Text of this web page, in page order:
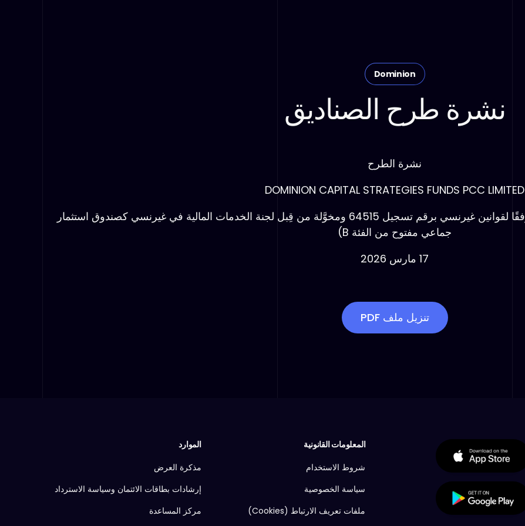
Dominion
نشرة طرح الصناديق
نشرة الطرح
DOMINION CAPITAL STRATEGIES FUNDS PCC LIMITED
(مؤسَّسة كشركة خلية محمية محدودة بالأسهم وفقًا لقوانين غيرنسي برقم تسجيل 64515 ومخوَّلة من قِبل لجنة الخدمات المالية في غيرنسي كصندوق استثمار
جماعي مفتوح من الفئة B)
17 مارس 2026
تنزيل ملف PDF
المعلومات القانونية
شروط الاستخدام
سياسة الخصوصية
ملفات تعريف الارتباط (Cookies)
الموارد
مذكرة العرض
إرشادات بطاقات الائتمان وسياسة الاسترداد
مركز المساعدة